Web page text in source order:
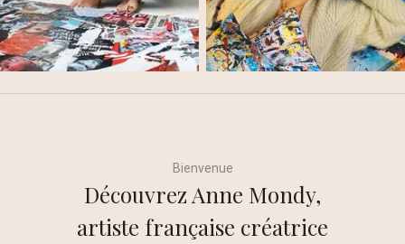
Papertorn Signature
Bienvenue
Découvrez Anne Mondy,
artiste française créatrice